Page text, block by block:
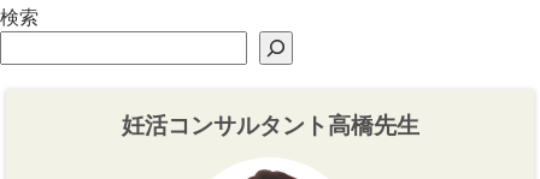
検索
妊活コンサルタント高橋先生